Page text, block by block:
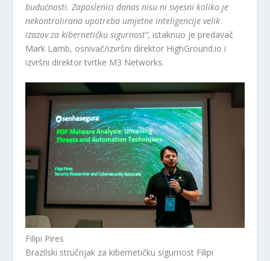
budućnosti. Zaposlenici danas nisu ni svjesni koliko je
nekontrolirana upotreba umjetne inteligencije velik
izazov za kibernetičku sigurnost“, istaknuo je predavač
Mark Lamb, osnivač/izvršni direktor HighGround.io i
izvršni direktor tvrtke M3 Networks.
Filipi Pires
Brazilski stručnjak za kibernetičku sigurnost Filipi